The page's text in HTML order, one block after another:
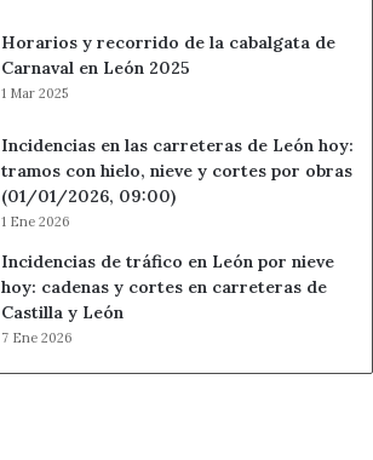
Horarios y recorrido de la cabalgata de
Carnaval en León 2025
1 Mar 2025
Incidencias en las carreteras de León hoy:
tramos con hielo, nieve y cortes por obras
(01/01/2026, 09:00)
1 Ene 2026
Incidencias de tráfico en León por nieve
hoy: cadenas y cortes en carreteras de
Castilla y León
7 Ene 2026